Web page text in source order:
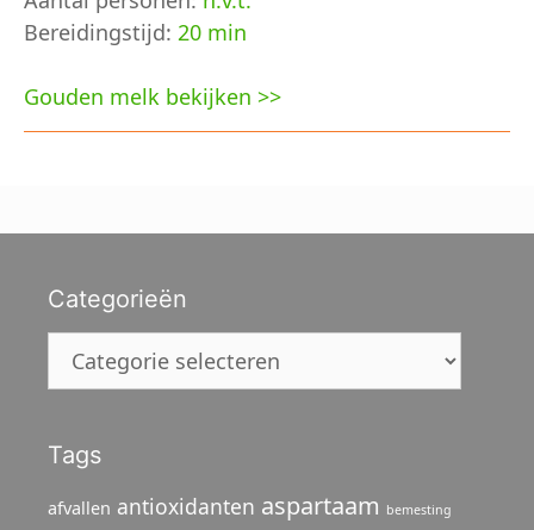
Bereidingstijd: 20 min
Gouden melk bekijken >>
Categorieën
Categorieën
Tags
afvallen antioxidanten aspartaam bemesting